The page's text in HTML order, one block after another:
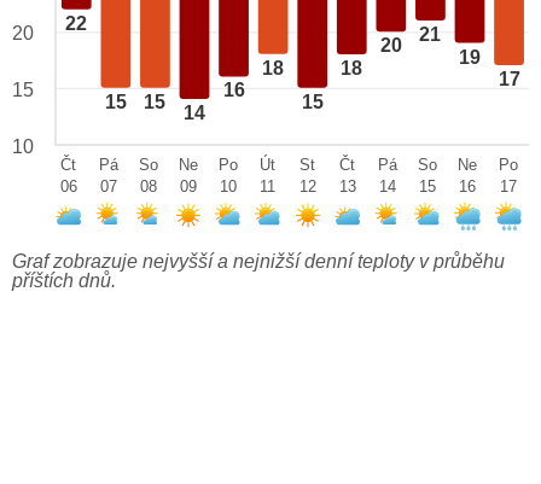
22
15 15
14
16
18
15
18
20
21
19
17
20
15
10
Čt
06
Pá
07
So
08
Ne
09
Po
10
Út
11
St
12
Čt
13
Pá
14
So
15
Ne
16
Po
17
Graf zobrazuje nejvyšší a nejnižší denní teploty v průběhu
příštích dnů.